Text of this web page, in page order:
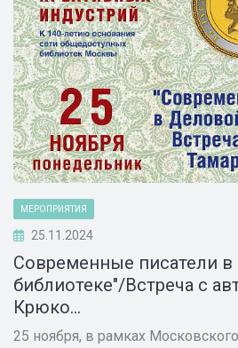
МЕРОПРИЯТИЯ
25.11.2024
Современные писатели
библиотеке"/Встреча с
Крюко...
25 ноября, в рамках